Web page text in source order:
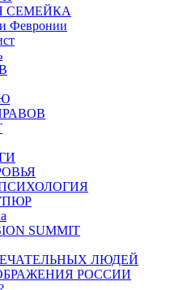
СЕМЕЙКА
Февронии
SUMMIT
ЛЮДЕЙ
РОССИИ